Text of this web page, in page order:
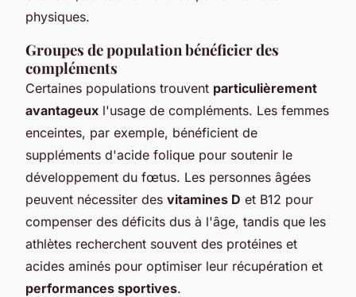
physiques.
Groupes de population bénéficier des
compléments
Certaines populations trouvent particulièrement
avantageux l'usage de compléments. Les femmes
enceintes, par exemple, bénéficient de
suppléments d'acide folique pour soutenir le
développement du fœtus. Les personnes âgées
peuvent nécessiter des vitamines D et B12 pour
compenser des déficits dus à l'âge, tandis que les
athlètes recherchent souvent des protéines et
acides aminés pour optimiser leur récupération et
performances sportives.